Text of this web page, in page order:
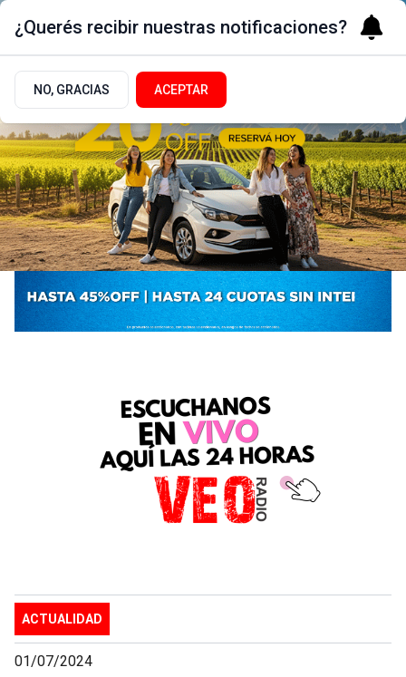
ACTUALIDAD
01/07/2024
¿Querés recibir nuestras notificaciones?
NO, GRACIAS ACEPTAR